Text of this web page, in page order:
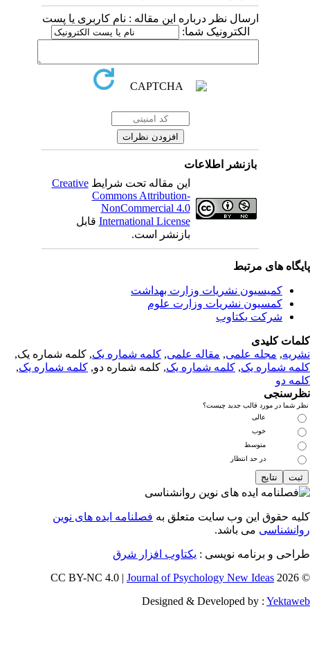
ارسال نظر درباره این مقاله : نام کاربری یا پست
الکترونیک شما:
بازنشر اطلاعات
این مقاله تحت شرایطCreative
Commons Attribution-
NonCommercial 4.0
International Licenseقابل
بازنشر است.
های مرتبط
کمیسیون نشریات وزارت بهداشت
کمسیون نشریات وزارت علوم
شرکت یکتاوب
کلیدی
,مجله علمی, مقاله علمی, کلمه شماره یک, کلمه شماره یک,
شماره یک,کلمه شماره یک, کلمه شماره دو,کلمه شماره یک,
دو
شما در مورد قالب جدید چیست؟
عالی
خوب
متوسط
در حد انتظار
حقوق این وب سایت متعلق بهفصلنامه ایده های نوین
می باشد.
و برنامه نویسی : یکتاوب افزار شرق
©
Journal of Psychology New Ideas
Designed & Developed by :